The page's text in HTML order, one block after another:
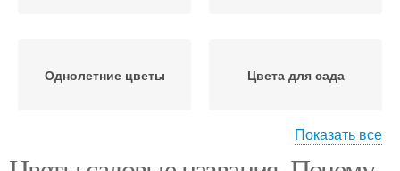
Однолетние цветы Цвета для сада
Показать все